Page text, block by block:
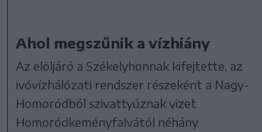
Ahol megszűnik a vízhiány
Az elöljáró a Székelyhonnak kifejtette, az
ivóvízhálózati rendszer részeként a Nagy-
Homoródból szivattyúznak vizet
Homoródkeményfalvától néhány